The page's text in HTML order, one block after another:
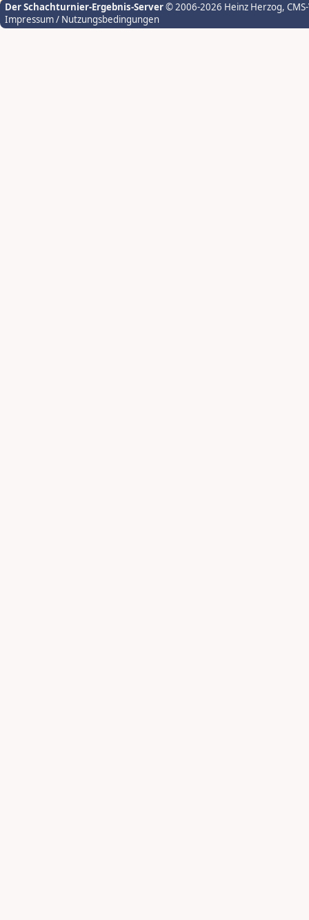
Der Schachturnier-Ergebnis-Server© 2006-2026 Heinz Herzog,
Impressum / Nutzungsbedingungen